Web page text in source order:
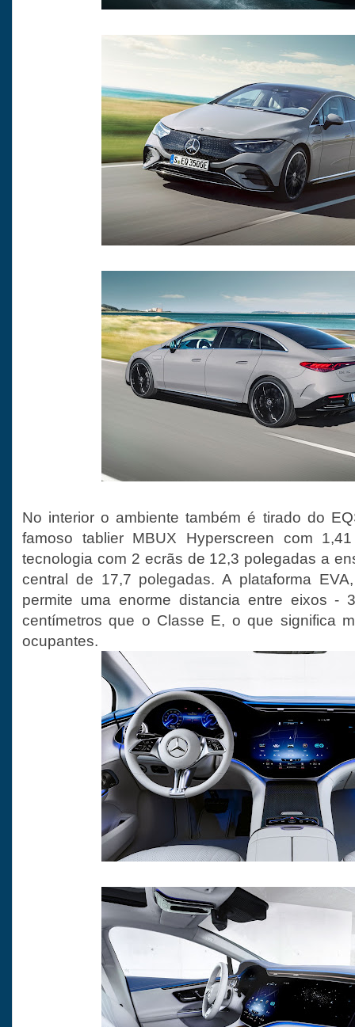
No interior o ambiente também é tirado do
famoso tablier MBUX Hyperscreen com
tecnologia com 2 ecrãs de 12,3 polegadas a
central de 17,7 polegadas. A plataforma
permite uma enorme distancia entre eixos -
centímetros que o Classe E, o que significa
ocupantes.